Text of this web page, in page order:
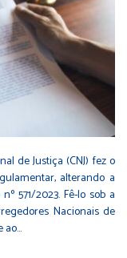
de Justiça (CNJ) fez o
alterando a
571/2023. Fê-lo sob a
Nacionais de
ao…